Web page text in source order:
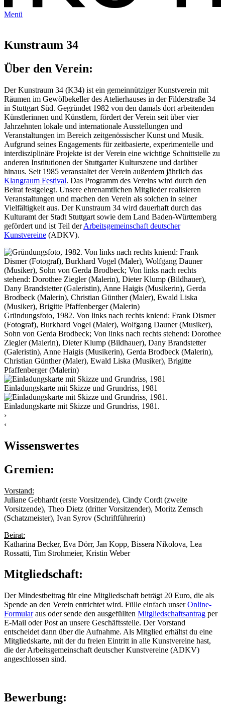
Menü
Kunstraum 34
Über den Verein:
Der Kunstraum 34 (K34) ist ein gemeinnütziger Kunstverein mit
Räumen im Gewölbekeller des Atelierhauses in der Filderstraße 34
in Stuttgart Süd. Gegründet 1982 von den damals dort arbeitenden
Künstlerinnen und Künstlern, fördert der Verein seit über vier
Jahrzehnten lokale und internationale Ausstellungen und
Veranstaltungen im Bereich zeitgenössischer Kunst und Musik.
Aufgrund seines Engagements für zeitbasierte, experimentelle und
interdisziplinäre Projekte ist der Verein eine wichtige Schnittstelle zu
anderen Institutionen der Stuttgarter Kulturszene und darüber
hinaus. Seit 1985 veranstaltet der Verein außerdem jährlich das
Klangraum Festival. Das Programm des Vereins wird durch den
Beirat festgelegt. Unsere ehrenamtlichen Mitglieder realisieren
Veranstaltungen und machen den Verein als solchen in seiner
Vielfältigkeit aus. Der Kunstraum 34 wird dauerhaft durch das
Kulturamt der Stadt Stuttgart sowie dem Land Baden-Württemberg
gefördert und ist Teil derArbeitsgemeinschaft deutscher
Kunstvereine (ADKV).
Gründungsfoto, 1982. Von links nach rechts kniend: Frank Dismer
(Fotograf), Burkhard Vogel (Maler), Wolfgang Dauner (Musiker),
Sohn von Gerda Brodbeck; Von links nach rechts stehend: Dorothee
Ziegler (Malerin), Dieter Klump (Bildhauer), Dany Brandstetter
(Galeristin), Anne Haigis (Musikerin), Gerda Brodbeck (Malerin),
Christian Günther (Maler), Ewald Liska (Musiker), Brigitte
Pfaffenberger (Malerin)
Einladungskarte mit Skizze und Grundriss, 1981
Einladungskarte mit Skizze und Grundriss, 1981.
›︎
‹︎
Wissenswertes
Gremien:
Vorstand:
Juliane Gebhardt (erste Vorsitzende), Cindy Cordt (zweite
Vorsitzende), Theo Dietz (dritter Vorsitzender), Moritz Zemsch
(Schatzmeister), Ivan Syrov (Schriftführerin)
Beirat:
Katharina Becker, Eva Dörr, Jan Kopp, Bissera Nikolova, Lea
Rossatti, Tim Strohmeier, Kristin Weber
Mitgliedschaft:
Der Mindestbeitrag für eine Mitgliedschaft beträgt 20 Euro, die als
Spende an den Verein entrichtet wird. Fülle einfach unserOnline-
Formularaus oder sende den ausgefüllten Mitgliedschaftsantrag per
E-Mail oder Post an unsere Geschäftsstelle. Der Vorstand
entscheidet dann über die Aufnahme. Als Mitglied erhältst du eine
Mitgliedskarte, mit der du freien Eintritt in alle Kunstvereine hast,
die der Arbeits­gemeinschaft deutscher Kunstvereine (ADKV)
angeschlossen sind.
Bewerbung: